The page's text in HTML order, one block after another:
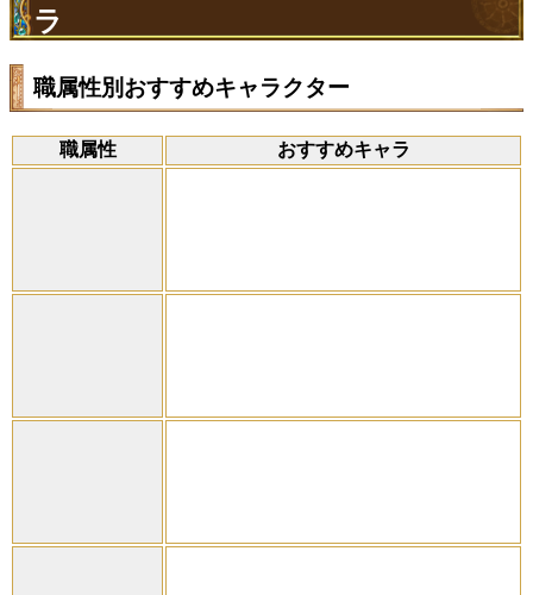
ラ
職属性別おすすめキャラクター
職属性 おすすめキャラ